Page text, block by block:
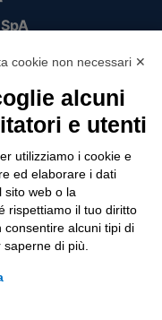
Unico
e coordinamento
n. 877679
cookie non necessari ✕
alcuni
e utenti
utilizziamo i cookie e
ed elaborare i dati
sito web o la
rispettiamo il tuo diritto
consentire alcuni tipi di
di più.